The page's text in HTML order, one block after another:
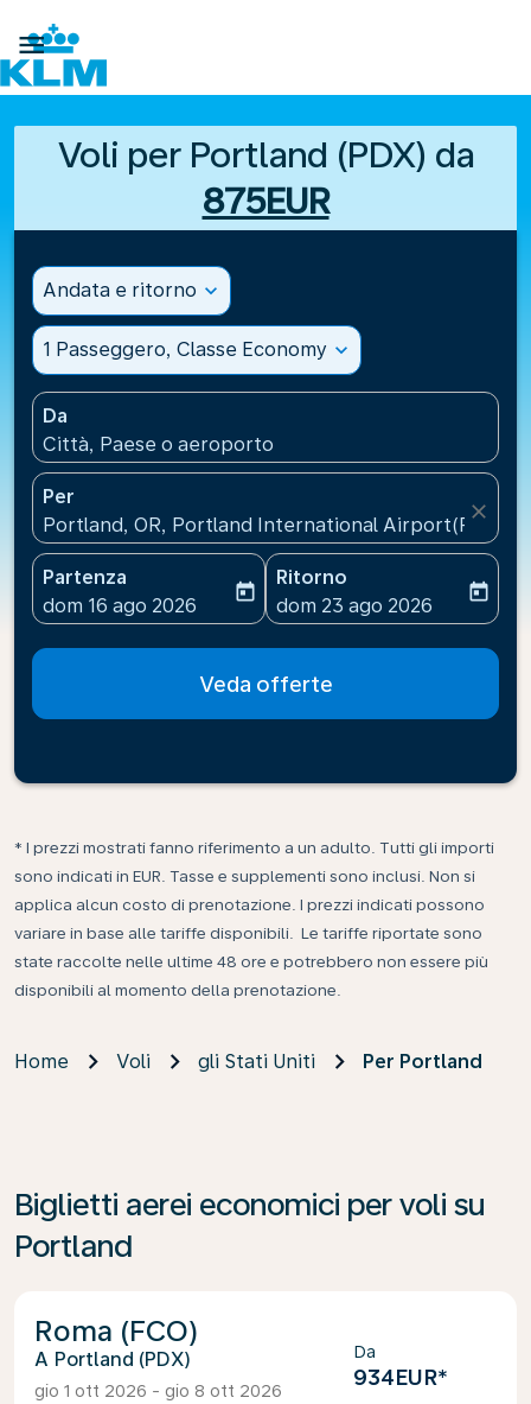

Voli per Portland (PDX) da
875EUR
Andata e ritorno expand_more
1 Passeggero, Classe Economy expand_more
Da
Città, Paese o aeroporto
Per
Portland, OR, Portland International Airport(PDX),
close
Partenza
fc-booking-departure-date-aria-label
dom 16 ago 2026
today
Ritorno
fc-booking-return-date-
dom 23 ago 2026
today
Veda offerte
* I prezzi mostrati fanno riferimento a un adulto. Tutti gli importi
sono indicati in EUR. Tasse e supplementi sono inclusi. Non si
applica alcun costo di prenotazione. I prezzi indicati possono
variare in base alle tariffe disponibili. Le tariffe riportate sono
state raccolte nelle ultime 48 ore e potrebbero non essere più
disponibili al momento della prenotazione.
Home Voli gli Stati Uniti Per Portland
Biglietti aerei economici per voli su
Portland
Roma (FCO)
Portland (PDX)
gio 1 ott 2026 - gio 8 ott 2026
Da
934EUR*